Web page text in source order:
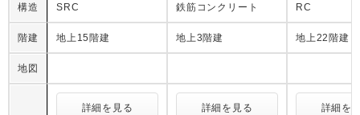
構造 SRC 鉄筋コンクリート RC
階建 地上15階建 地上3階建 地上22階建
地図
詳細を見る 詳細を見る 詳細を